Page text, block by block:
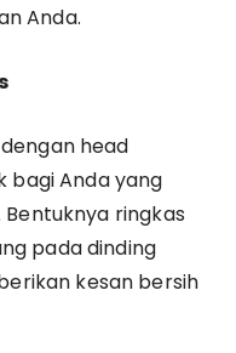
Anda.
head
bagi Anda yang
ringkas
pada dinding
kesan bersih